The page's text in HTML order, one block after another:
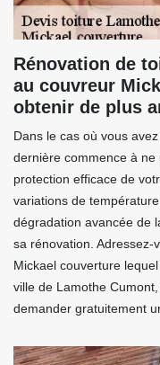
Rénovation de
au couvreur
obtenir de plus
Dans le cas où vous
dernière commence à
protection efficace de
variations de
dégradation avancée de
sa rénovation. Adressez-
Mickael couverture
ville de Lamothe
demander gratuitement